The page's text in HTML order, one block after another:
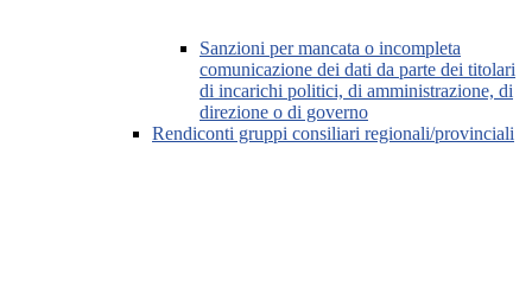
Sanzioni per mancata o incompleta
comunicazione dei dati da parte dei titolari
di incarichi politici, di amministrazione, di
direzione o di governo
Rendiconti gruppi consiliari regionali/provinciali